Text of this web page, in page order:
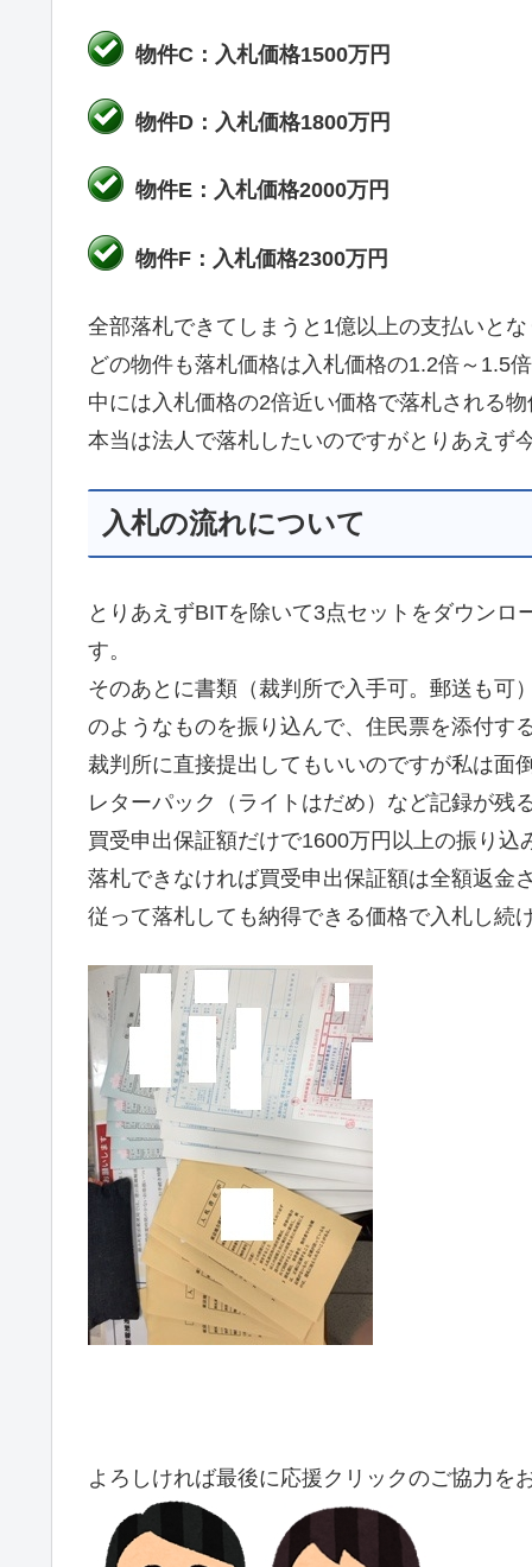
物件C：入札価格1500万円
物件D：入札価格1800万円
物件E：入札価格2000万円
物件F：入札価格2300万円
全部落札できてしまうと1億以上の支払いと
どの物件も落札価格は入札価格の1.2倍～1.5
中には入札価格の2倍近い価格で落札される
本当は法人で落札したいのですがとりあえず
入札の流れについて
とりあえずBITを除いて3点セットをダウン
す。
そのあとに書類（裁判所で入手可。郵送も可
のようなものを振り込んで、住民票を添付す
裁判所に直接提出してもいいのですが私は面
レターパック（ライトはだめ）など記録が残
買受申出保証額だけで1600万円以上の振り込
落札できなければ買受申出保証額は全額返金
従って落札しても納得できる価格で入札し続
よろしければ最後に応援クリックのご協力を